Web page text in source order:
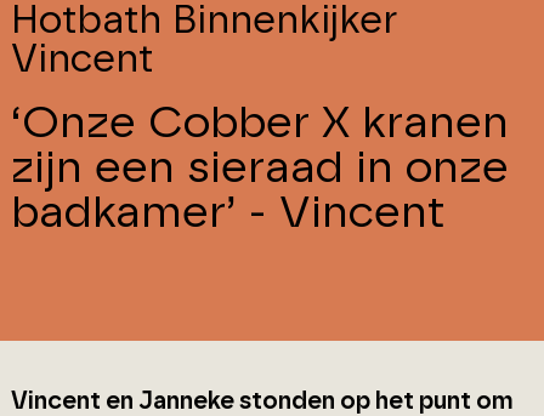
Hotbath Binnenkijker
Vincent
‘Onze Cobber X kranen
zijn een sieraad in onze
badkamer’ - Vincent
Vincent en Janneke stonden op het punt om